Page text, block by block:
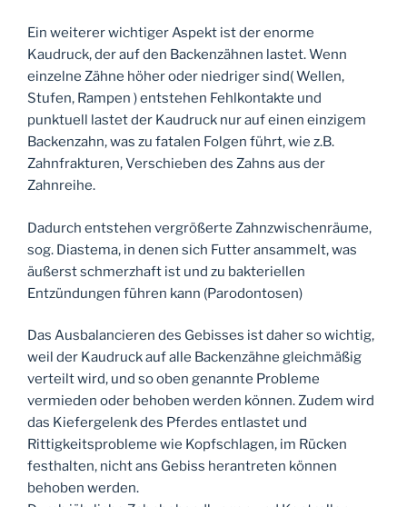
Ein weiterer wichtiger Aspekt ist der enorme
Kaudruck, der auf den Backenzähnen lastet. Wenn
einzelne Zähne höher oder niedriger sind( Wellen,
Stufen, Rampen ) entstehen Fehlkontakte und
punktuell lastet der Kaudruck nur auf einen einzigem
Backenzahn, was zu fatalen Folgen führt, wie z.B.
Zahnfrakturen, Verschieben des Zahns aus der
Zahnreihe.
Dadurch entstehen vergrößerte Zahnzwischenräume,
sog. Diastema, in denen sich Futter ansammelt, was
äußerst schmerzhaft ist und zu bakteriellen
Entzündungen führen kann (Parodontosen)
Das Ausbalancieren des Gebisses ist daher so wichtig,
weil der Kaudruck auf alle Backenzähne gleichmäßig
verteilt wird, und so oben genannte Probleme
vermieden oder behoben werden können. Zudem wird
das Kiefergelenk des Pferdes entlastet und
Rittigkeitsprobleme wie Kopfschlagen, im Rücken
festhalten, nicht ans Gebiss herantreten können
behoben werden.